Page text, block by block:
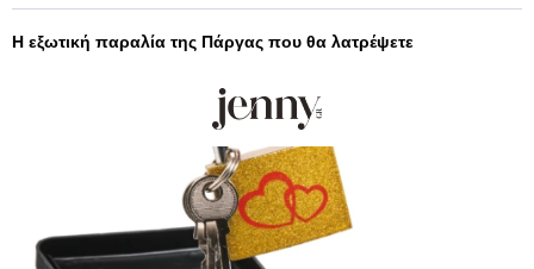
Η εξωτική παραλία της Πάργας που θα λατρέψετε